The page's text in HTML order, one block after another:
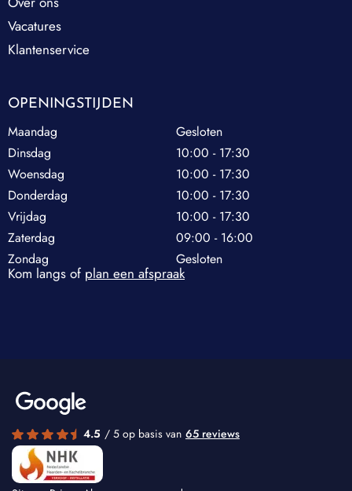
Vacatures
Klantenservice
OPENINGSTIJDEN
Maandag
Gesloten
Dinsdag
10:00 - 17:30
Woensdag
10:00 - 17:30
Donderdag
10:00 - 17:30
Vrijdag
10:00 - 17:30
Zaterdag
09:00 - 16:00
Zondag
Gesloten
Kom langs of plan een afspraak
4.5 / 5 op basis van 65 reviews